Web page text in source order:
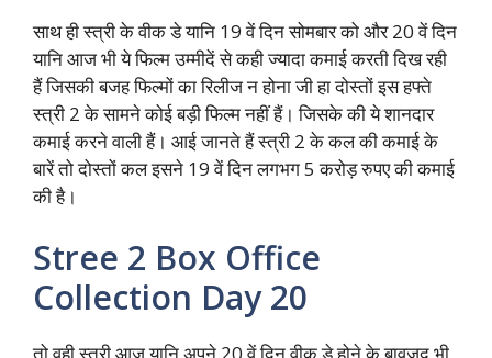
साथ ही स्त्री के वीक डे यानि 19 वें दिन सोमबार को और 20 वें दिन
यानि आज भी ये फिल्म उम्मीदें से कही ज्यादा कमाई करती दिख रही
हैं जिसकी बजह फिल्मों का रिलीज न होना जी हा दोस्तों इस हफ्ते
स्त्री 2 के सामने कोई बड़ी फिल्म नहीं हैं। जिसके की ये शानदार
कमाई करने वाली हैं। आई जानते हैं स्त्री 2 के कल की कमाई के
बारें तो दोस्तों कल इसने 19 वें दिन लगभग 5 करोड़ रुपए की कमाई
की है।
Stree 2 Box Office
Collection Day 20
तो वही स्त्री आज यानि अपने 20 वें दिन वीक डे होने के बावजूद भी